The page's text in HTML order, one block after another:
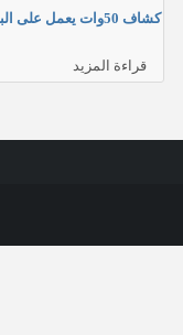
كشاف 50وات يعمل على البطاريه
قراءة المزيد